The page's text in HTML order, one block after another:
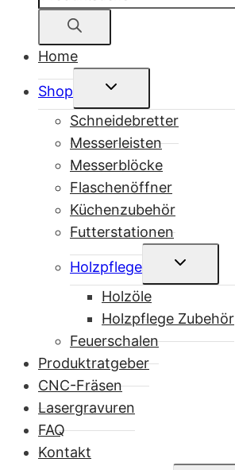
search
Home
Shop
Untermenü
Schneidebretter
Messerleisten
Messerblöcke
Flaschenöffner
Küchenzubehör
Futterstationen
Holzpflege
Untermenü
Holzöle
Holzpflege Zubehör
Feuerschalen
Produktratgeber
CNC-Fräsen
Lasergravuren
FAQ
Kontakt